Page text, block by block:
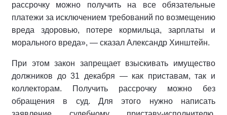
рассрочку можно получить на все обязательные
платежи за исключением требований по возмещению
вреда здоровью, потере кормильца, зарплаты и
морального вреда», — сказал Александр Хинштейн.
При этом закон запрещает взыскивать имущество
должников до 31 декабря — как приставам, так и
коллекторам. Получить рассрочку можно без
обращения в суд. Для этого нужно написать